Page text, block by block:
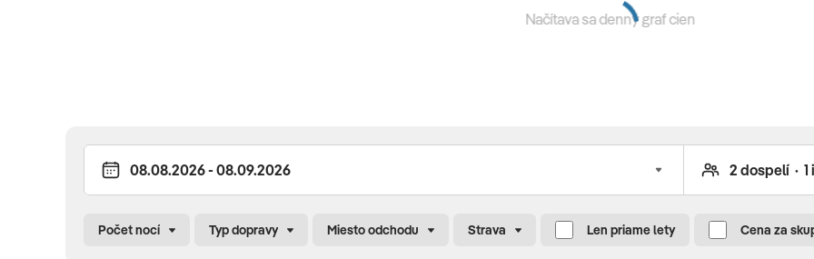
bazéne • Asana Lounge pri bazéne • 180° Jazz Bar (lobby bar) • Xi Press Juices Bar (pri ihriskách) • 2x v týždni
ŠPORT & ZÁBAVA
detské ihrisko • miniklub • vonkajšie fitnes centrum • volejbal • stolný tenis • šach • paddle tenis • joga • vybavenie
Načítava sa denný graf cien
Počet nocí Typ dopravy Miesto odchodu Strava Len priame lety Cena za